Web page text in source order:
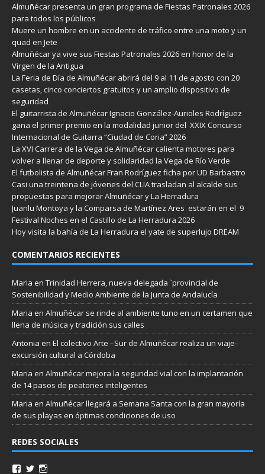
Almuñécar presenta un gran programa de Fiestas Patronales 2026
para todos los públicos
Muere un hombre en un accidente de tráfico entre una moto y un
quad en Jete
Almuñécar ya vive sus Fiestas Patronales 2026 en honor de la
Virgen de la Antigua
La Feria de Día de Almuñécar abrirá del 9 al 11 de agosto con 20
casetas, cinco conciertos gratuitos y un amplio dispositivo de
seguridad
El guitarrista de Almuñécar Ignacio González-Aurioles Rodríguez
gana el primer premio en la modalidad junior del XXIX Concurso
Internacional de Guitarra “Ciudad de Coria” 2026
La XVI Carrera de la Vega de Almuñécar calienta motores para
volver a llenar de deporte y solidaridad la Vega de Río Verde
El futbolista de Almuñécar Fran Rodríguez ficha por UD Barbastro
Casi una treintena de jóvenes del CLIA trasladan al alcalde sus
propuestas para mejorar Almuñécar y La Herradura
Juanlu Montoya y la Comparsa de Martínez Ares estarán en el 9
Festival Noches en el Castillo de La Herradura 2026
Hoy visita la bahía de La Herradura el yate de superlujo DREAM
COMENTARIOS RECIENTES
Maria en Trinidad Herrera, nueva delegada `provincial de
Sostenibilidad y Medio Ambiente de la Junta de Andalucía
Maria en Almuñécar se rinde al ambiente tuno en un certamen que
llena de música y tradición sus calles
Antonia en El colectivo Arte –Sur de Almuñécar realiza un viaje-
excursión cultural a Córdoba
Maria en Almuñécar mejora la seguridad vial con la implantación
de 14 pasos de peatones inteligentes
Maria en Almuñécar llegará a Semana Santa con la gran mayoría
de sus playas en óptimas condiciones de uso
REDES SOCIALES